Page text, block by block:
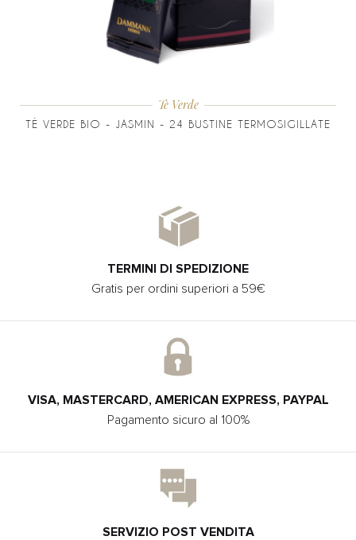
Tè Verde
TÈ VERDE BIO - JASMIN - 24 BUSTINE TERMOSIGILLATE
TERMINI DI SPEDIZIONE
Gratis per ordini superiori a 59€
VISA, MASTERCARD, AMERICAN EXPRESS, PAYPAL
Pagamento sicuro al 100%
SERVIZIO POST VENDITA